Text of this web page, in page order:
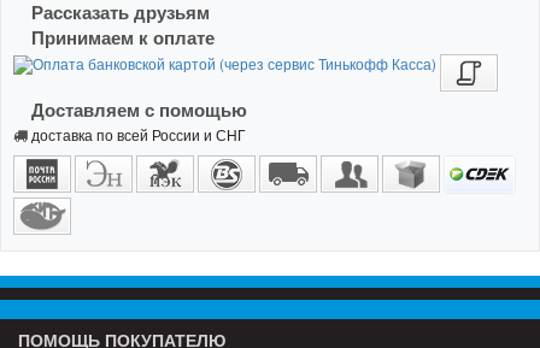
Рассказать друзьям
Принимаем к оплате
Доставляем с помощью
доставка по всей России и СНГ
ПОМОЩЬ ПОКУПАТЕЛЮ